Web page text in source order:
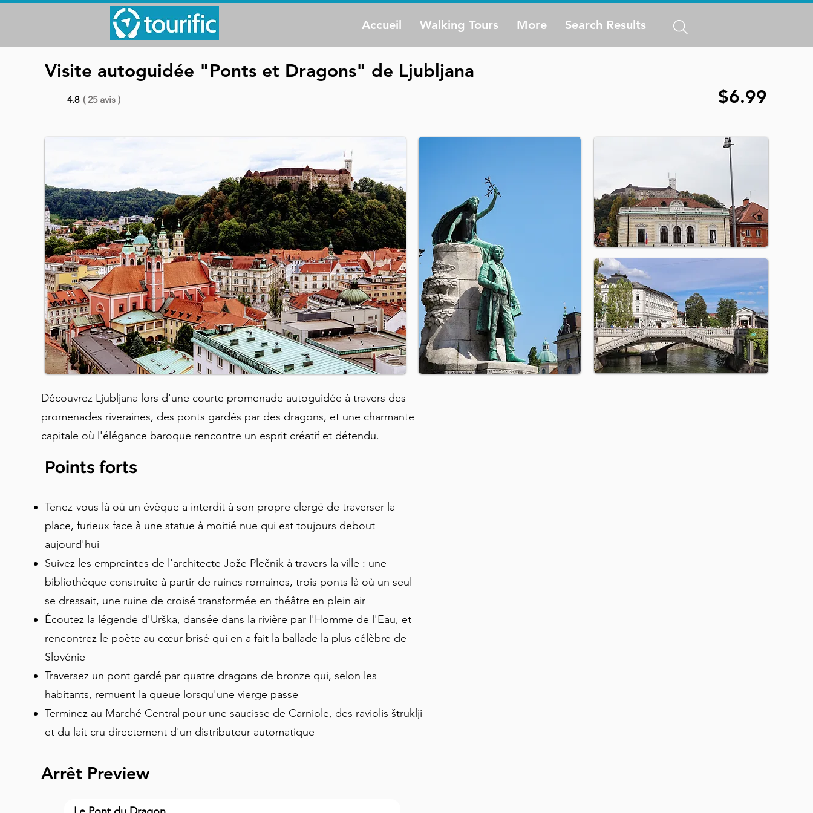
Accueil Walking Tours More Search Results
Visite autoguidée "Ponts et Dragons" de Ljubljana
4.8 ( 25 avis ) $6.99
Découvrez Ljubljana lors d'une courte promenade autoguidée à travers des
promenades riveraines, des ponts gardés par des dragons, et une charmante
capitale où l'élégance baroque rencontre un esprit créatif et détendu.
Points forts
Tenez-vous là où un évêque a interdit à son propre clergé de traverser la
place, furieux face à une statue à moitié nue qui est toujours debout
aujourd'hui
Suivez les empreintes de l'architecte Jože Plečnik à travers la ville : une
bibliothèque construite à partir de ruines romaines, trois ponts là où un seul
se dressait, une ruine de croisé transformée en théâtre en plein air
Écoutez la légende d'Urška, dansée dans la rivière par l'Homme de l'Eau, et
rencontrez le poète au cœur brisé qui en a fait la ballade la plus célèbre de
Slovénie
Traversez un pont gardé par quatre dragons de bronze qui, selon les
habitants, remuent la queue lorsqu'une vierge passe
Terminez au Marché Central pour une saucisse de Carniole, des raviolis štruklji
et du lait cru directement d'un distributeur automatique
Arrêt Preview